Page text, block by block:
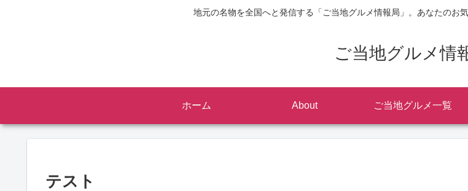
地元の名物を全国へと発信する「ご当地グルメ情報局」。あなたのお
ご当地グルメ情
ホーム About ご当地グルメ一覧
テスト